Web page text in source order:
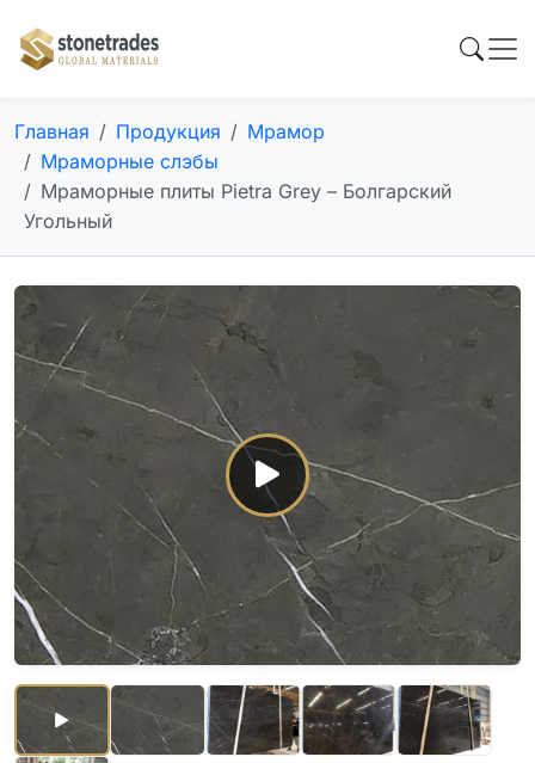
Главная Продукция
Мрамор
Мраморные слэбы
Мраморные плиты Pietra Grey – Болгарский
Угольный